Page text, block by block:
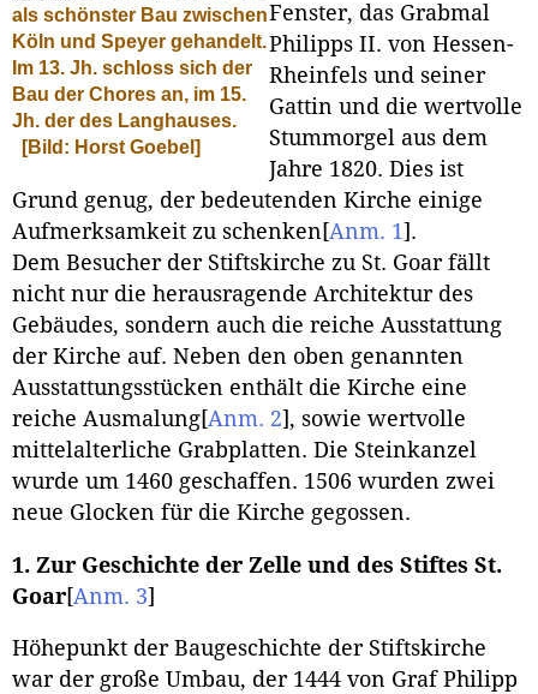
als schönster Bau zwischen
Köln und Speyer gehandelt.
Im 13. Jh. schloss sich der
Bau der Chores an, im 15.
Jh. der des Langhauses.
[Bild: Horst Goebel]
Fenster, das Grabmal
Philipps II. von Hessen-
Rheinfels und seiner
Gattin und die wertvolle
Stummorgel aus dem
Jahre 1820. Dies ist
Grund genug, der bedeutenden Kirche einige
Aufmerksamkeit zu schenken [Anm. 1] .
Dem Besucher der Stiftskirche zu St. Goar fällt
nicht nur die herausragende Architektur des
Gebäudes, sondern auch die reiche Ausstattung
der Kirche auf. Neben den oben genannten
Ausstattungsstücken enthält die Kirche eine
reiche Ausmalung[Anm. 2] , sowie wertvolle
mittelalterliche Grabplatten. Die Steinkanzel
wurde um 1460 geschaffen. 1506 wurden zwei
neue Glocken für die Kirche gegossen.
1. Zur Geschichte der Zelle und des Stiftes St.
Goar[Anm. 3]
Höhepunkt der Baugeschichte der Stiftskirche
war der große Umbau, der 1444 von Graf Philipp